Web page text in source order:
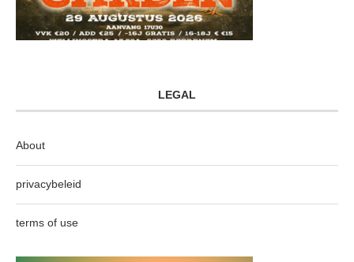
LEGAL
About
privacybeleid
terms of use